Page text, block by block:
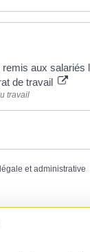
aux salariés
de travail
travail
et administrative